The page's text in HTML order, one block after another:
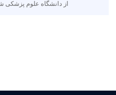
از دانشگاه علوم پزشکی